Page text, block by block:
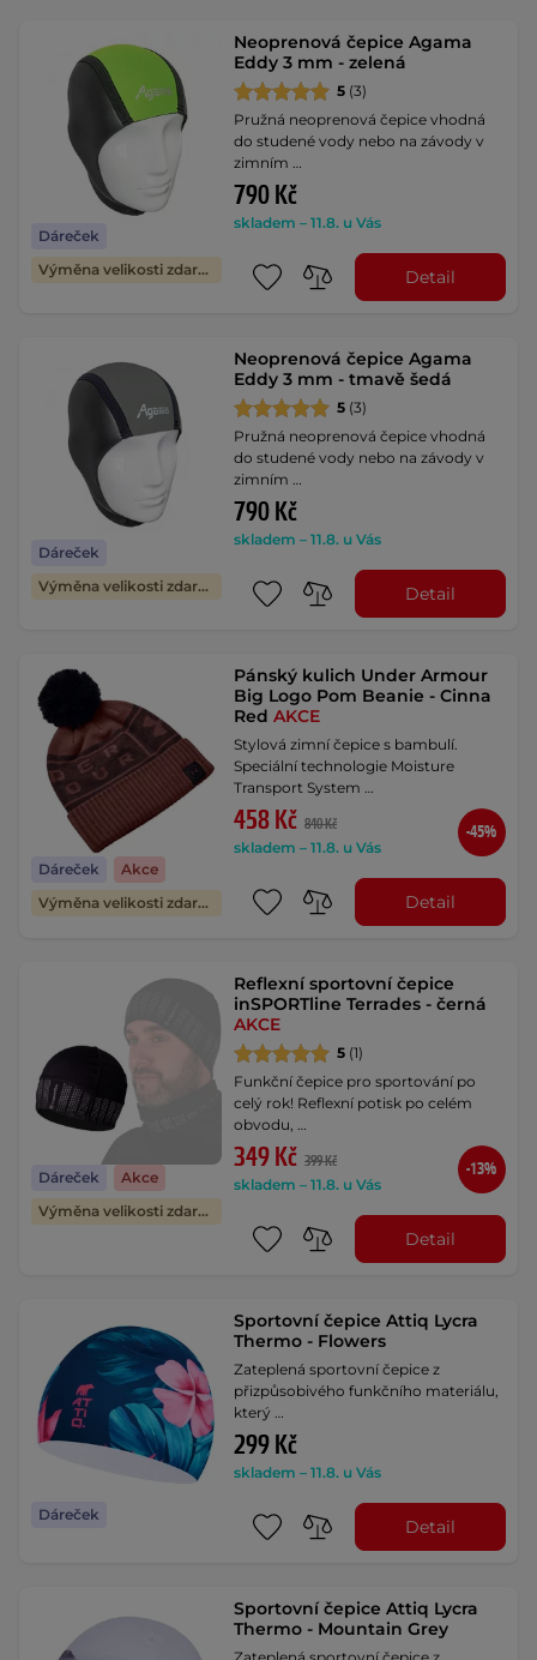
Dáreček
Výměna velikosti zdarma
Neoprenová čepice Agama
Eddy 3 mm - zelená
5 (3)
Pružná neoprenová čepice vhodná
do studené vody nebo na závody v
zimním …
790 Kč
skladem – 11.8. u Vás
Detail
Dáreček
Výměna velikosti zdarma
Neoprenová čepice Agama
Eddy 3 mm - tmavě šedá
5 (3)
Pružná neoprenová čepice vhodná
do studené vody nebo na závody v
zimním …
790 Kč
skladem – 11.8. u Vás
Detail
Dáreček
Akce
Výměna velikosti zdarma
Pánský kulich Under Armour
Big Logo Pom Beanie - Cinna
RedAKCE
Stylová zimní čepice s bambulí.
Speciální technologie Moisture
Transport System …
458 Kč 840 Kč
skladem – 11.8. u Vás
-45%
Detail
Dáreček
Akce
Výměna velikosti zdarma
Reflexní sportovní čepice
inSPORTline Terrades - černá
AKCE
5 (1)
Funkční čepice pro sportování po
celý rok! Reflexní potisk po celém
obvodu, …
349 Kč 399 Kč
skladem – 11.8. u Vás
-13%
Detail
Dáreček
Sportovní čepice Attiq Lycra
Thermo - Flowers
Zateplená sportovní čepice z
přizpůsobivého funkčního materiálu,
který …
299 Kč
skladem – 11.8. u Vás
Detail
Sportovní čepice Attiq Lycra
Thermo - Mountain Grey